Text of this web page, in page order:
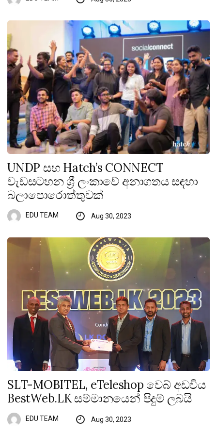
UNDP සහ Hatch’s CONNECT
වැඩසටහන ශ්‍රී ලංකාවේ අනාගතය සඳහා
බලාපොරොත්තුවක්
EDU TEAM Aug 30, 2023
SLT-MOBITEL, eTeleshop වෙබ් අඩවිය
BestWeb.LK සම්මානයෙන් පිදුම් ලබයි
EDU TEAM Aug 30, 2023